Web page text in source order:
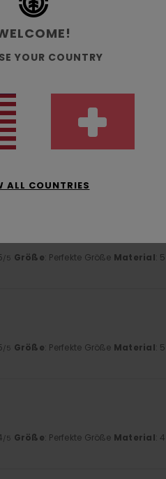
Mütze habe – sie ist
/5 Größe: Perfekte Größe Material: 5
/5 Größe: Perfekte Größe Material: 5
/5 Größe: Perfekte Größe Material: 4
YOUR COUNTRY
ALL COUNTRIES